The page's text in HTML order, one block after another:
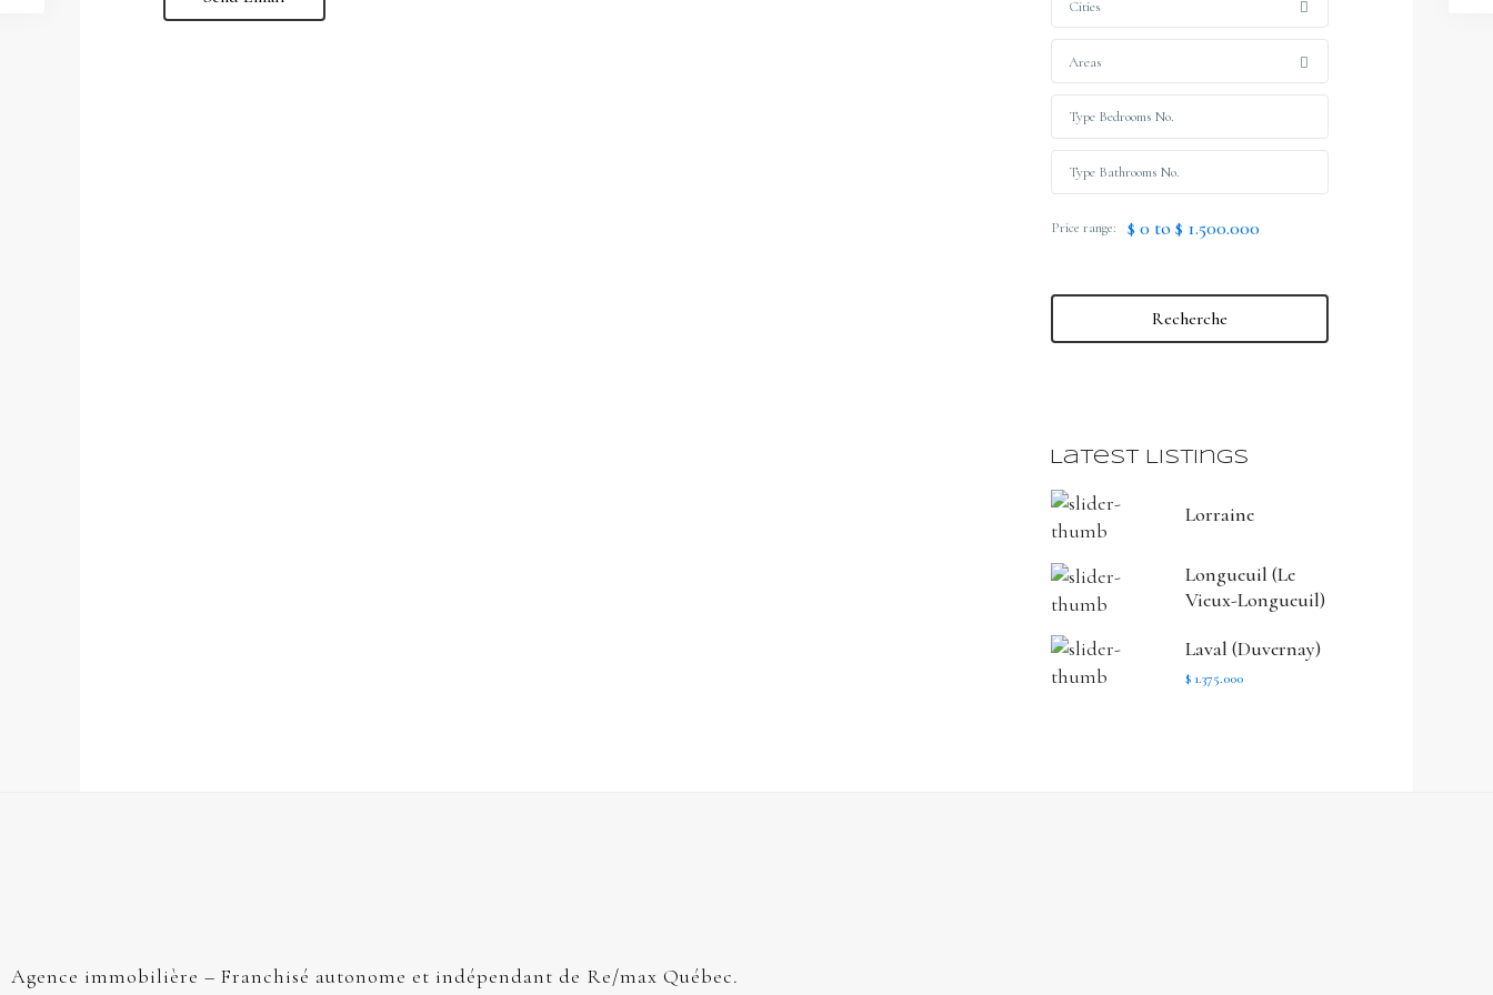
Cities
Areas
Price range: $ 0 to $ 1.500.000
Recherche
Latest Listings
Lorraine
Longueuil (Le
Vieux-Longueuil)
Laval (Duvernay)
$ 1.375.000
Agence immobilière – Franchisé autonome et indépendant de Re/max Québec.